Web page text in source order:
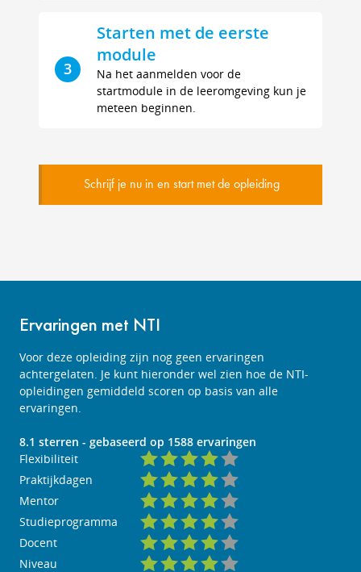
3
Starten met de eerste
module
Na het aanmelden voor de
startmodule in de leeromgeving kun je
meteen beginnen.
Schrijf je nu in en start met de opleiding
Ervaringen met NTI
Voor deze opleiding zijn nog geen ervaringen
achtergelaten. Je kunt hieronder wel zien hoe de NTI-
opleidingen gemiddeld scoren op basis van alle
ervaringen.
8.1 sterren - gebaseerd op 1588 ervaringen
Flexibiliteit
Praktijkdagen
Mentor
Studieprogramma
Docent
Niveau